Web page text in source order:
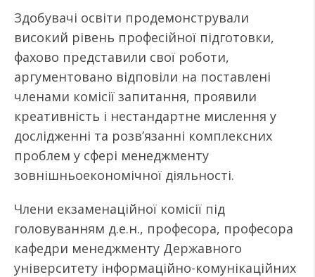
Здобувачі освіти продемонстрували
високий рівень професійної підготовки,
фахово представили свої роботи,
аргументовано відповіли на поставлені
членами комісії запитання, проявили
креативність і нестандартне мислення у
дослідженні та розв’язанні комплексних
проблем у сфері менеджменту
зовнішньоекономічної діяльності.
Члени екзаменаційної комісії під
головуванням д.е.н., професора, професора
кафедри менеджменту Державного
університету інформаційно-комунікаційних